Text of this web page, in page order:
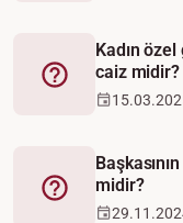
Fetva
Kadın
caiz midir?
Fetva
midir?